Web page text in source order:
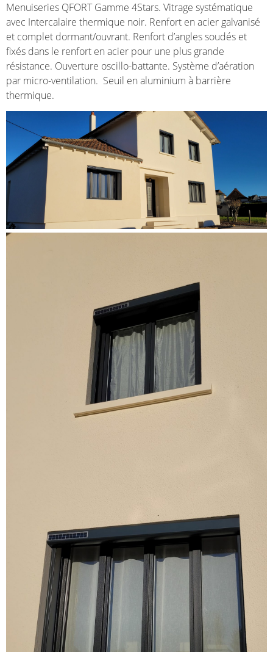
Menuiseries QFORT Gamme 4Stars. Vitrage systématique
avec Intercalaire thermique noir. Renfort en acier galvanisé
et complet dormant/ouvrant. Renfort d’angles soudés et
fixés dans le renfort en acier pour une plus grande
résistance. Ouverture oscillo-battante. Système d’aération
par micro-ventilation. Seuil en aluminium à barrière
thermique.